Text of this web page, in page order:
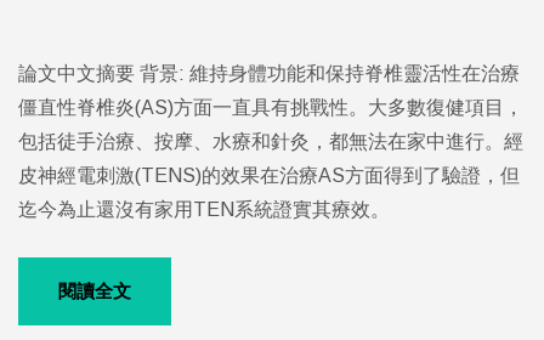
論文中文摘要 背景: 維持身體功能和保持脊椎靈活性在治療
僵直性脊椎炎(AS)方面一直具有挑戰性。 大多數復健項目，
包括徒手治療、按摩、水療和針灸，都無法在家中進行。經
皮神經電刺激(TENS)的效果在治療AS方面得到了驗證，但
迄今為止還沒有家用TEN系統證實其療效。
閱讀全文